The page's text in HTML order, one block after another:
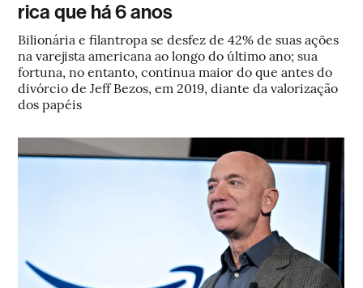
rica que há 6 anos
Bilionária e filantropa se desfez de 42% de suas ações
na varejista americana ao longo do último ano; sua
fortuna, no entanto, continua maior do que antes do
divórcio de Jeff Bezos, em 2019, diante da valorização
dos papéis